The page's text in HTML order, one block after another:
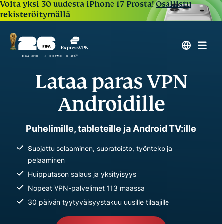
Voita yksi 30 uudesta iPhone 17 Prosta!Osallistu
rekisteröitymällä
Lataa paras VPN
Androidille
Puhelimille, tableteille ja Android TV:ille
Suojattu selaaminen, suoratoisto, työnteko ja
pelaaminen
Huipputason salaus ja yksityisyys
Nopeat VPN-palvelimet 113 maassa
30 päivän tyytyväisyystakuu uusille tilaajille